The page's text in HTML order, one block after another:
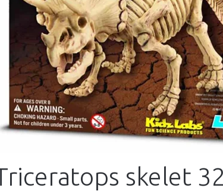
skelet